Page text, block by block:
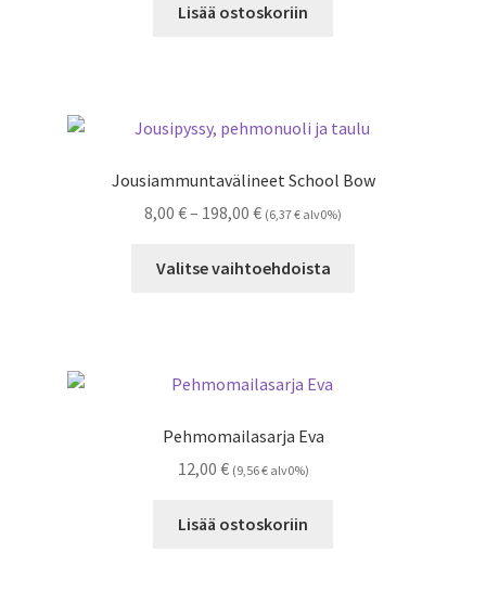
Lisää ostoskoriin
Jousiammuntavälineet School Bow
8,00 €– 198,00 €Hintaluokka:
-
(6,37€ alv0%)
Valitse vaihtoehdoista
Pehmomailasarja Eva
12,00 € (9,56€alv0%)
Lisää ostoskoriin